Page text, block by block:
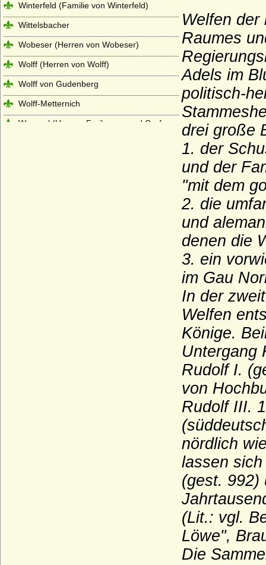
Welfen der
Raumes
Adels im
politisch-
drei große
1. der
und der
"mit dem
2. die
und
denen die
3. ein
im Gau
In der
Welfen
Könige.
Untergang
Rudolf I.
von
Rudolf III.
nördlich
lassen
(gest. 992)
(Lit.: vgl.
Löwe",
Die
Winterfeld (Familie von Winterfeld)
Wittelsbacher
Wobeser (Herren von Wobeser)
Wolff (Herren von Wolff)
Wolff von Gudenberg
Wolff-Metternich
Wrangel (Herren, Freiherren und Grafen